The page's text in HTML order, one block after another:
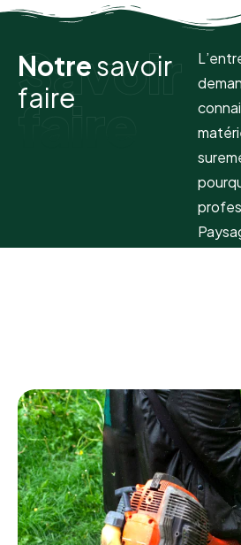
Savoir
faire
Notresavoir
faire